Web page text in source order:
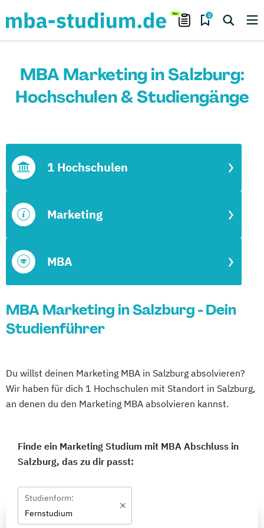
0
MBA Marketing in Salzburg:
Hochschulen & Studiengänge
MBA
Marketing
1 Hochschulen
MBA Marketing in Salzburg - Dein
Studienführer
Du willst deinen Marketing MBA in Salzburg absolvieren?
Wir haben für dich 1 Hochschulen mit Standort in Salzburg,
an denen du den Marketing MBA absolvieren kannst.
Finde ein Marketing Studium mit MBA Abschluss in
Salzburg, das zu dir passt:
Studienform:
Fernstudium